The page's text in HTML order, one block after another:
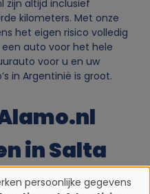
zijn altijd inclusief
kilometers. Met onze
het eigen risico volledig
auto voor het hele
voor u en uw
in Argentinië is groot.
in Salta
persoonlijke gegevens